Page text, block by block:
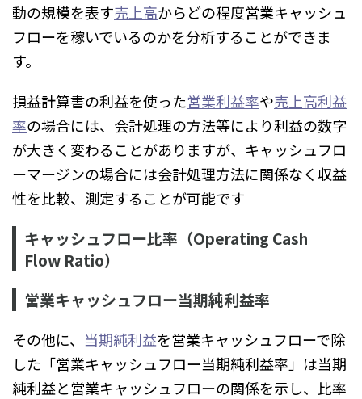
動の規模を表す売上高からどの程度営業キャッシュ
フローを稼いでいるのかを分析することができま
す。
損益計算書の利益を使った営業利益率や売上高利益
率の場合には、会計処理の方法等により利益の数字
が大きく変わることがありますが、キャッシュフロ
ーマージンの場合には会計処理方法に関係なく収益
性を比較、測定することが可能です
キャッシュフロー比率（Operating Cash
Flow Ratio）
営業キャッシュフロー当期純利益率
その他に、 当期純利益を営業キャッシュフローで除
した「営業キャッシュフロー当期純利益率」は当期
純利益と営業キャッシュフローの関係を示し、比率